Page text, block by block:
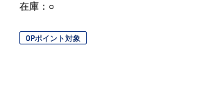
在庫：○
OPポイント対象